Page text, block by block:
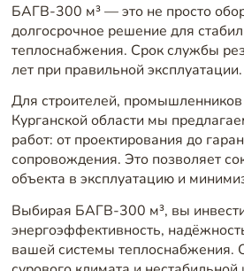
БАГВ-300 м³ — это не просто
долгосрочное решение для
теплоснабжения. Срок службы
лет при правильной эксплуатации.
Для строителей,
Курганской области мы
работ: от проектирования до
сопровождения. Это позволяет
объекта в эксплуатацию и
Выбирая БАГВ-300 м³, вы
энергоэффективность,
вашей системы теплоснабжения.